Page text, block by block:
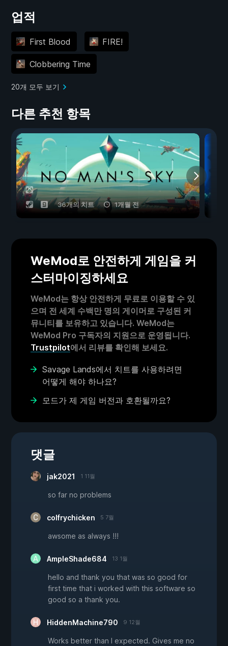
업적
First Blood FIRE!
Clobbering Time
20개 모두 보기
다른 추천 항목
36개의 치트 1개월 전
WeMod로 안전하게 게임을 커
스터마이징하세요
WeMod는 항상 안전하게 무료로 이용할 수 있
으며 전 세계 수백만 명의 게이머로 구성된 커
뮤니티를 보유하고 있습니다. WeMod는
WeMod Pro 구독자의 지원으로 운영됩니다.
Trustpilot에서 리뷰를 확인해 보세요.
Savage Lands에서 치트를 사용하려면
어떻게 해야 하나요?
모드가 제 게임 버전과 호환될까요?
댓글
jak2021 1 11월
so far no problems
colfrychicken 5 7월
awsome as always !!!
AmpleShade684 13 1월
hello and thank you that was so good for
first time that i worked with this software so
good so a thank you.
HiddenMachine790 9 12월
Works better than I expected. Gives me no